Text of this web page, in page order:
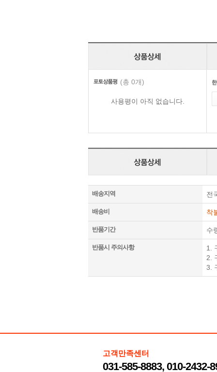
(총 0개)
사용평이 아직 없습니다.
배송지역 전
배송비 착
반품기간 수
반품시 주의사항
1.
2.
3.
고객만족센터
031-585-8883, 010-2432-